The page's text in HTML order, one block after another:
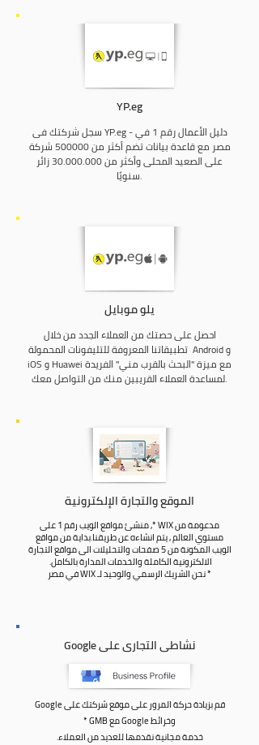
YP.eg
سجل شركتك فى YP.eg - دليل الأعمال رقم 1 في
مصر مع قاعدة بيانات تضم أكثر من 500000 شركة
على الصعيد المحلى وأكثر من30.000.000زائر
سنويًا.
يلو موبايل
احصل على حصتك من العملاء الجدد من خلال
تطبيقاتنا المعروفة للتليفونات المحمولة Android و
iOS و Huawei مع ميزة "البحث بالقرب مني" الفريدة
لمساعدة العملاء القريبين منك من التواصل معك.
الموقع والتجارة الإلكترونية
مدعومة من WIX *, منشئ مواقع الويب رقم 1 على
مستوي العالم , يتم انشاءه عن طريقنا.بداية من مواقع
الويب المكونة من 5 صفحات والتحليلات الى مواقع التجارة
الالكترونية الكاملة والخدمات المدارة بالكامل.
* نحن الشريك الرسمي والوحيد لـ WIX في مصر
نشاطى التجارى على Google
قم بزيادة حركة المرور على موقع شركتك على Google
وخرائط Google مع GMB *
خدمة مجانية نقدمها للعديد من العملاء.